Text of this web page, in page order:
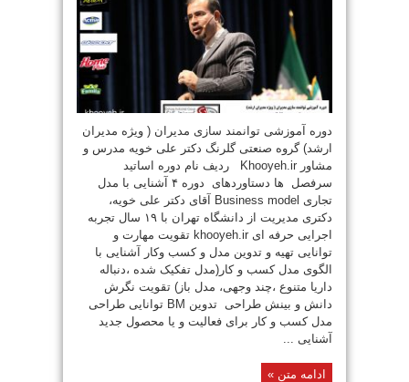
دوره آموزشی توانمند سازی مدیران ( ویژه مدیران
ارشد) گروه صنعتی گلرنگ دکتر علی خویه مدرس و
مشاور Khooyeh.ir ردیف نام دوره اساتید
سرفصل ها دستاوردهای دوره ۴ آشنایی با مدل
تجاری Business model آقای دکتر علی خویه،
دکتری مدیریت از دانشگاه تهران با ۱۹ سال تجربه
اجرایی حرفه ای khooyeh.ir تقویت مهارت و
توانایی تهیه و تدوین مدل و کسب وکار آشنایی با
الگوی مدل کسب و کار(مدل تفکیک شده ،دنباله
داریا متنوع ،چند وجهی، مدل باز) تقویت نگرش
دانش و بینش طراحی تدوین BM توانایی طراحی
مدل کسب و کار برای فعالیت و یا محصول جدید
آشنایی ...
ادامه متن »